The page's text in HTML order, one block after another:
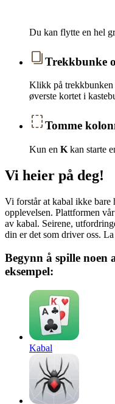
Du kan flytte en hel
Trekkbunke
Klikk på trekkbunken
øverste kortet i
Tomme
Kun en K kan starte
Vi heier på deg!
Vi forstår at kabal ikke bare
opplevelsen. Plattformen
av kabal. Seirene,
din er det som driver oss.
Begynn å spille noen
eksempel:
Kabal